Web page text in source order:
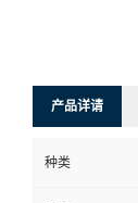
产品详请
种类